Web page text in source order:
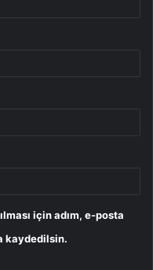
için adım, e-posta
kaydedilsin.